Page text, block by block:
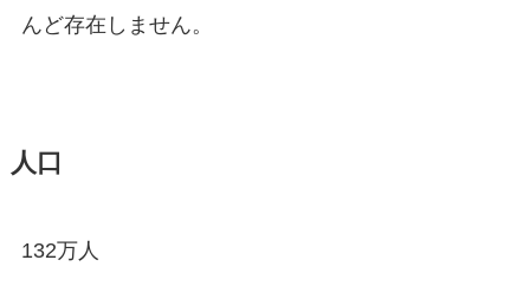
んど存在しません。
人口
132万人